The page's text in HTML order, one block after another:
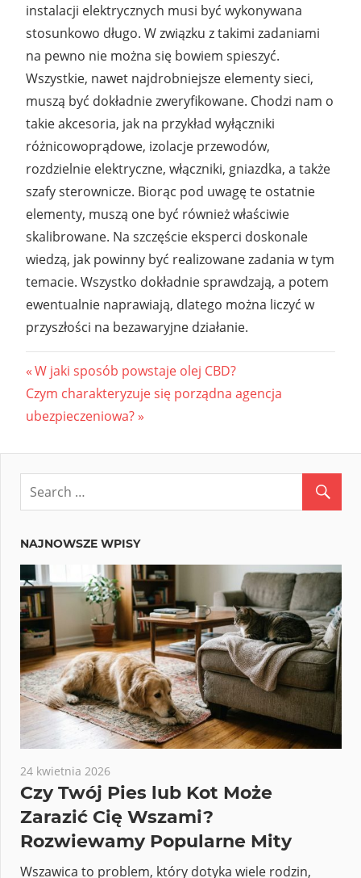
instalacji elektrycznych musi być wykonywana
stosunkowo długo. W związku z takimi zadaniami
na pewno nie można się bowiem spieszyć.
Wszystkie, nawet najdrobniejsze elementy sieci,
muszą być dokładnie zweryfikowane. Chodzi nam o
takie akcesoria, jak na przykład wyłączniki
różnicowoprądowe, izolacje przewodów,
rozdzielnie elektryczne, włączniki, gniazdka, a także
szafy sterownicze. Biorąc pod uwagę te ostatnie
elementy, muszą one być również właściwie
skalibrowane. Na szczęście eksperci doskonale
wiedzą, jak powinny być realizowane zadania w tym
temacie. Wszystko dokładnie sprawdzają, a potem
ewentualnie naprawiają, dlatego można liczyć w
przyszłości na bezawaryjne działanie.
Nawigacja
wpisu
Previous
Post:
W jaki sposób powstaje olej CBD?
Next
Post:
Czym charakteryzuje się porządna agencja
ubezpieczeniowa?
NAJNOWSZE WPISY
24 kwietnia 2026
Czy Twój Pies lub Kot Może
Zarazić Cię Wszami?
Rozwiewamy Popularne Mity
Wszawica to problem, który dotyka wiele rodzin,